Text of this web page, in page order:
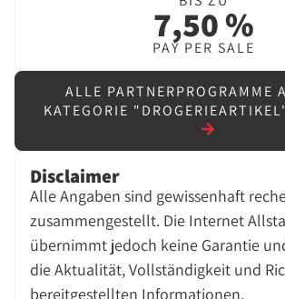
7,50 %
PAY PER SALE
ALLE PARTNERPROGRAMME
KATEGORIE
Disclaimer
Alle Angaben sind gewissenhaft
zusammengestellt. Die Internet
übernimmt jedoch keine Garantie
die Aktualität, Vollständigkeit und
bereitgestellten Informationen.